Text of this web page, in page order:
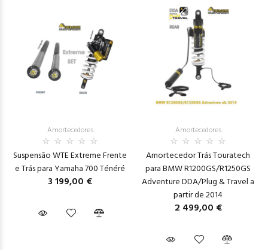
Amortecedores
Suspensão WTE Extreme Frente
e Trás para Yamaha 700 Ténéré
3 199,00 €
Amortecedores
Amortecedor Trás Touratech
para BMW R1200GS/R1250GS
Adventure DDA/Plug & Travel a
partir de 2014
2 499,00 €